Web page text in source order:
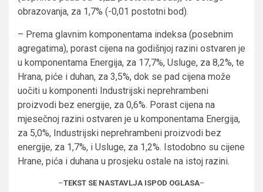
obrazovanja, za 1,7% (-0,01 postotni bod).
– Prema glavnim komponentama indeksa (posebnim
agregatima), porast cijena na godišnjoj razini ostvaren je
u komponentama Energija, za 17,7%, Usluge, za 8,2%, te
Hrana, piće i duhan, za 3,5%, dok se pad cijena može
uočiti u komponenti Industrijski neprehrambeni
proizvodi bez energije, za 0,6%. Porast cijena na
mjesečnoj razini ostvaren je u komponentama Energija,
za 5,0%, Industrijski neprehrambeni proizvodi bez
energije, za 1,7%, i Usluge, za 1,2%. Istodobno su cijene
Hrane, pića i duhana u prosjeku ostale na istoj razini.
–TEKST SE NASTAVLJA ISPOD OGLASA–